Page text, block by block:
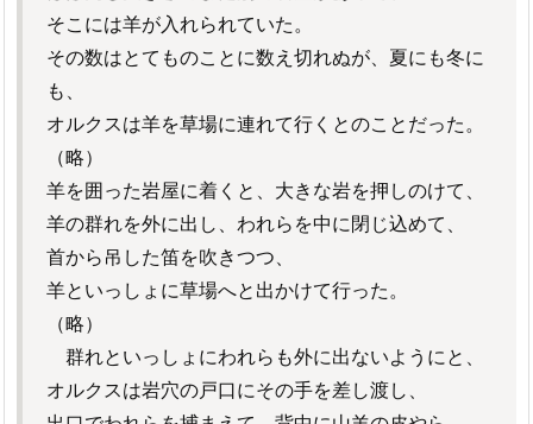
そこには羊が入れられていた。
その数はとてものことに数え切れぬが、夏にも冬に
も、
オルクスは羊を草場に連れて行くとのことだった。
（略）
羊を囲った岩屋に着くと、大きな岩を押しのけて、
羊の群れを外に出し、われらを中に閉じ込めて、
首から吊した笛を吹きつつ、
羊といっしょに草場へと出かけて行った。
（略）
群れといっしょにわれらも外に出ないようにと、
オルクスは岩穴の戸口にその手を差し渡し、